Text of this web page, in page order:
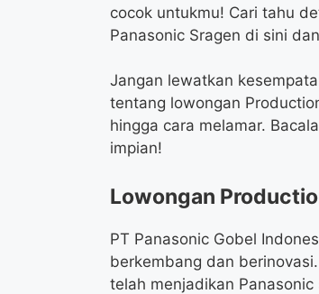
cocok untukmu! Cari tahu
Panasonic Sragen di sini
Jangan lewatkan
tentang lowongan
hingga cara melamar.
impian!
Lowongan
PT Panasonic Gobel
berkembang dan
telah menjadikan